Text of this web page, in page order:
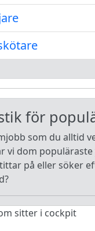
för
som du alltid
vi dom
på eller söker